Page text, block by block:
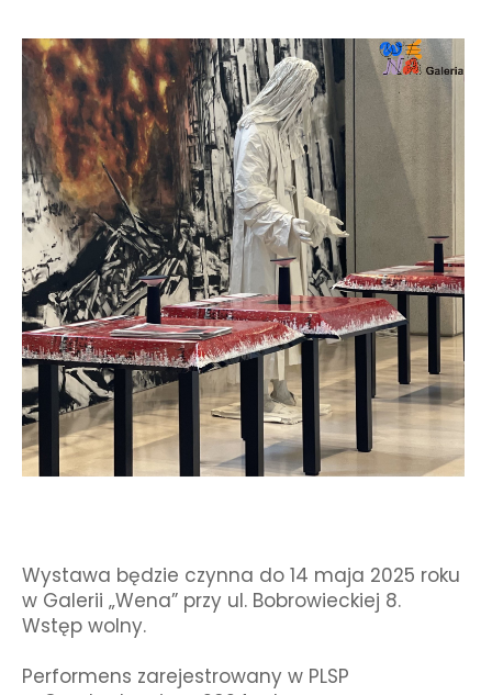
Wystawa będzie czynna do 14 maja 2025 roku
w Galerii „Wena” przy ul. Bobrowieckiej 8.
Wstęp wolny.
Performens zarejestrowany w PLSP